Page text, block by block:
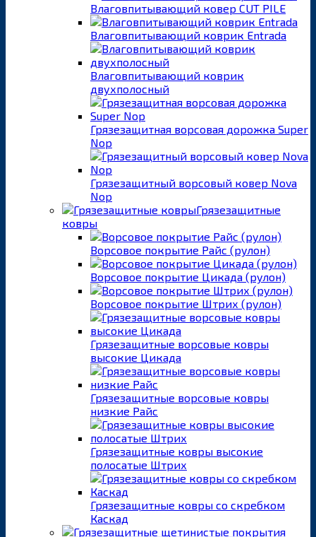
Влаговпитывающий ковер CUT PILE
Влаговпитывающий коврик Entrada
Влаговпитывающий коврик
двухполосный
Грязезащитная ворсовая дорожка Super
Nop
Грязезащитный ворсовый ковер Nova
Nop
Грязезащитные
ковры
Ворсовое покрытие Райс (рулон)
Ворсовое покрытие Цикада (рулон)
Ворсовое покрытие Штрих (рулон)
Грязезащитные ворсовые ковры
высокие Цикада
Грязезащитные ворсовые ковры
низкие Райс
Грязезащитные ковры высокие
полосатые Штрих
Грязезащитные ковры со скребком
Каскад